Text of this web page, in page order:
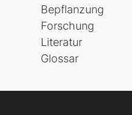
Bepflanzung
Forschung
Literatur
Glossar